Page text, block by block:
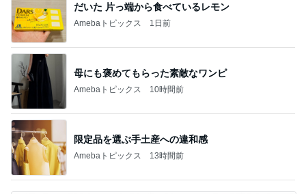
だいた 片っ端から食べているレモン
Amebaトピックス 1日前
母にも褒めてもらった素敵なワンピ
Amebaトピックス 10時間前
限定品を選ぶ手土産への違和感
Amebaトピックス 13時間前